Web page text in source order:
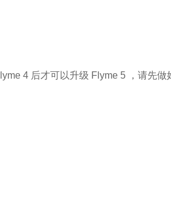
4 后才可以升级 Flyme 5 ，请先做